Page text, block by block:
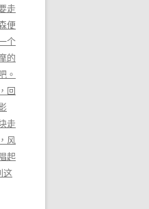
走
便
个
的
。
回
走
风
起
这